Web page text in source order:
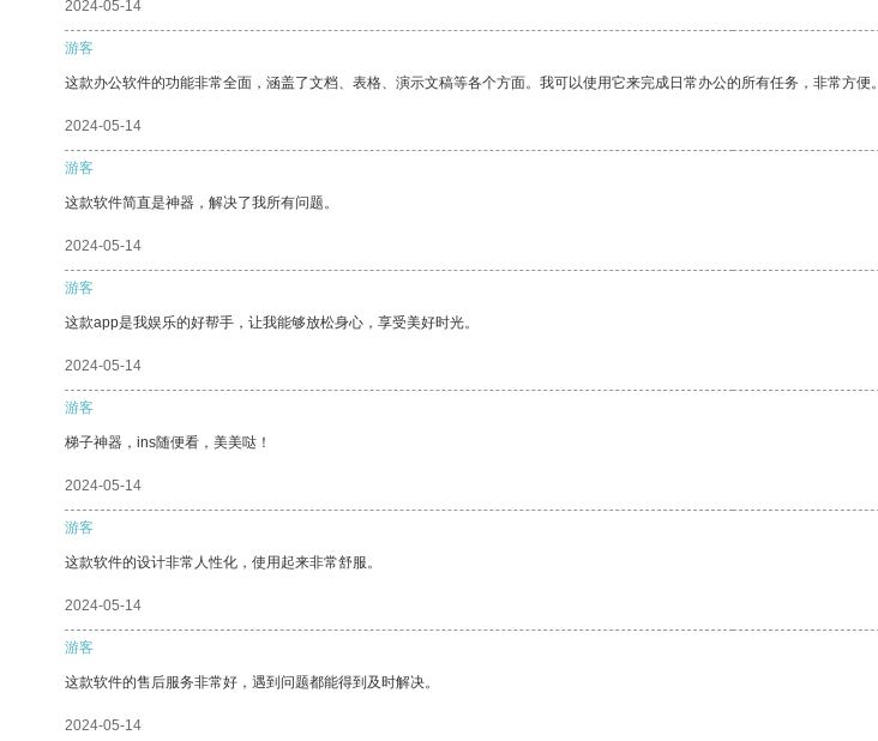
2024-05-14
游客
这款办公软件的功能非常全面，涵盖了文档、表格、演示文稿等各个方面。我可以使用它来完成日常办公的所有任务，非常方便。
2024-05-14
游客
这款软件简直是神器，解决了我所有问题。
2024-05-14
游客
这款app是我娱乐的好帮手，让我能够放松身心，享受美好时光。
2024-05-14
游客
梯子神器，ins随便看，美美哒！
2024-05-14
游客
这款软件的设计非常人性化，使用起来非常舒服。
2024-05-14
游客
这款软件的售后服务非常好，遇到问题都能得到及时解决。
2024-05-14